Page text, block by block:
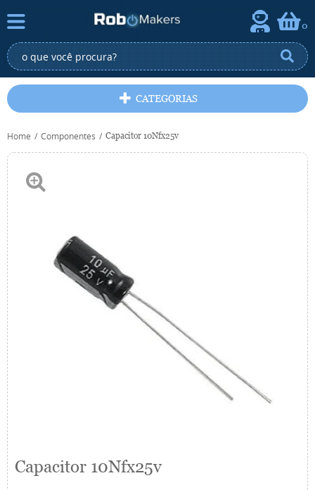
0
CATEGORIAS
Home Componentes Capacitor 10Nfx25v
Capacitor 10Nfx25v